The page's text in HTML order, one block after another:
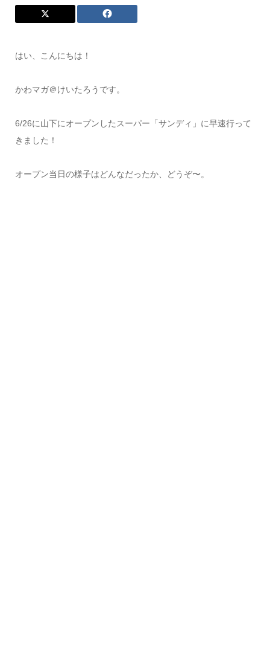
はい、こんにちは！
かわマガ＠けいたろうです。
6/26に山下にオープンしたスーパー「サンディ」に早速行って
きました！
オープン当日の様子はどんなだったか、どうぞ〜。